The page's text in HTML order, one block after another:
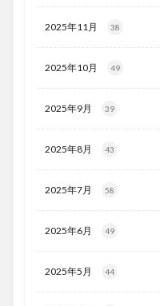
2025年11月 38
2025年10月 49
2025年9月 39
2025年8月 43
2025年7月 58
2025年6月 49
2025年5月 44